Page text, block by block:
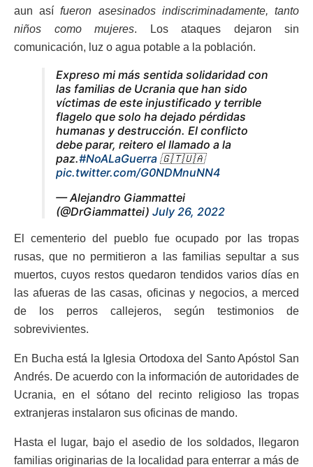
aun asífueron asesinados indiscriminadamente, tanto
niños como mujeres. Los ataques dejaron sin
comunicación, luz o agua potable a la población.
Expreso mi más sentida solidaridad con
las familias de Ucrania que han sido
víctimas de este injustificado y terrible
flagelo que solo ha dejado pérdidas
humanas y destrucción. El conflicto
debe parar, reitero el llamado a la
paz.#NoALaGuerra 🇬🇹🇺🇦
pic.twitter.com/G0NDMnuNN4
— Alejandro Giammattei
(@DrGiammattei) July 26, 2022
El cementerio del pueblo fue ocupado por las tropas
rusas, que no permitieron a las familias sepultar a sus
muertos, cuyos restos quedaron tendidos varios días en
las afueras de las casas, oficinas y negocios, a merced
de los perros callejeros, según testimonios de
sobrevivientes.
En Bucha está la Iglesia Ortodoxa del Santo Apóstol San
Andrés. De acuerdo con la información de autoridades de
Ucrania, en el sótano del recinto religioso las tropas
extranjeras instalaron sus oficinas de mando.
Hasta el lugar, bajo el asedio de los soldados, llegaron
familias originarias de la localidad para enterrar a más de